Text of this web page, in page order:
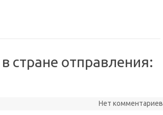
стране отправления:
Нет комментариев